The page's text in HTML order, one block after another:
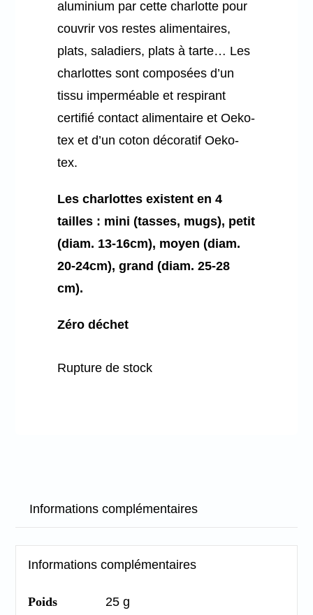
aluminium par cette charlotte pour
couvrir vos restes alimentaires,
plats, saladiers, plats à tarte… Les
charlottes sont composées d’un
tissu imperméable et respirant
certifié contact alimentaire et Oeko-
tex et d’un coton décoratif Oeko-
tex.
Les charlottes existent en 4
tailles : mini (tasses, mugs), petit
(diam. 13-16cm), moyen (diam.
20-24cm), grand (diam. 25-28
cm).
Zéro déchet
Rupture de stock
Informations complémentaires
Informations complémentaires
Poids 25 g